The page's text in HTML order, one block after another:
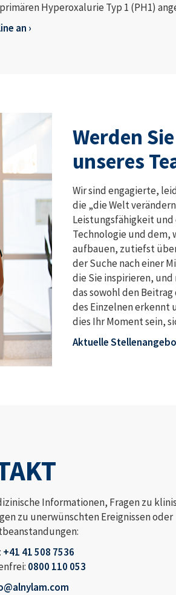
Hyperoxalurie Typ 1 (PH1)
an ›
Werden
unseres
Wir sind engagierte,
die „die Welt
Leistungsfähigkeit
Technologie und dem,
aufbauen, zutiefst
der Suche nach einer
die Sie inspirieren,
das sowohl den
des Einzelnen erkennt
dies Ihr Moment sein,
Aktuelle
Informationen, Fragen zu
zu unerwünschten Ereignissen oder
+41 41 508 7536
0800 110 053